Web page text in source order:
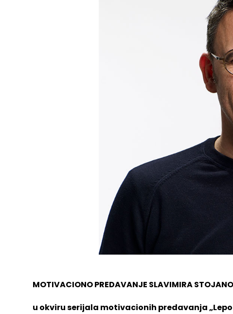
MOTIVACIONO PREDAVANJE SLAVIMIRA
u okviru serijala motivacionih predavanja